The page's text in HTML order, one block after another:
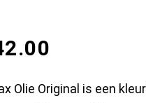
Olie Original is een